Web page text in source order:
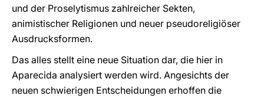
und der Proselytismus zahlreicher Sekten,
animistischer Religionen und neuer pseudoreligiöser
Ausdrucksformen.
Das alles stellt eine neue Situation dar, die hier in
Aparecida analysiert werden wird. Angesichts der
neuen schwierigen Entscheidungen erhoffen die